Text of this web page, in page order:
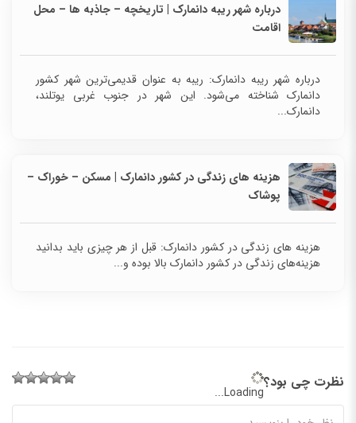
درباره شهر ریبه دانمارک | تاریخچه – جاذبه ها – محل
اقامت
درباره شهر ریبه دانمارک: ریبه به عنوان قدیمی‌ترین شهر کشور
دانمارک شناخته می‌شود. این شهر در جنوب غربی یوتلند،
دانمارک...
هزینه های زندگی در کشور دانمارک | مسکن – خوراک –
پوشاک
هزینه های زندگی در کشور دانمارک: قبل از هر چیزی باید بدانید
هزینه‌های زندگی در کشور دانمارک بالا بوده و...
نظرت چی بود؟
Loading...